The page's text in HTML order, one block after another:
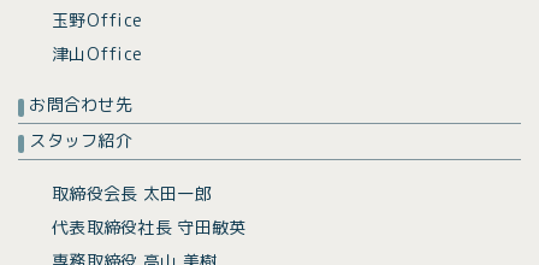
玉野Office
津山Office
お問合わせ先
スタッフ紹介
取締役会長 太田一郎
代表取締役社長 守田敏英